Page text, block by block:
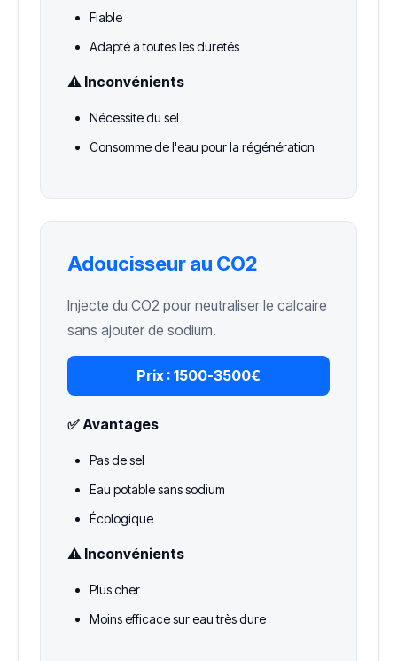
Fiable
Adapté à toutes les duretés
⚠️ Inconvénients
Nécessite du sel
Consomme de l'eau pour la régénération
Adoucisseur au CO2
Injecte du CO2 pour neutraliser le calcaire
sans ajouter de sodium.
Prix : 1500-3500€
✅ Avantages
Pas de sel
Eau potable sans sodium
Écologique
⚠️ Inconvénients
Plus cher
Moins efficace sur eau très dure